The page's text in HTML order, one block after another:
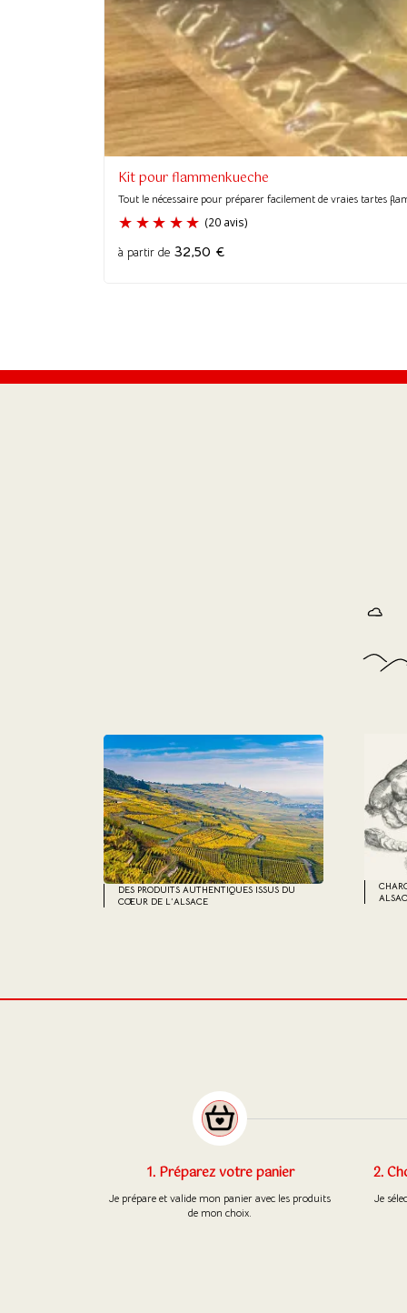
Kit pour flammenkueche
Tout le nécessaire pour préparer facilement de vraies tartes
à partir de 32,50 €
DES PRODUITS AUTHENTIQUES ISSUS DU
CŒUR DE L’ALSACE
1. Préparez votre panier
Je prépare et valide mon panier avec les produits
de mon choix.
2.
Je